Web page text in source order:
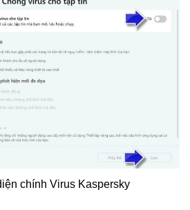
chính Virus Kaspersky